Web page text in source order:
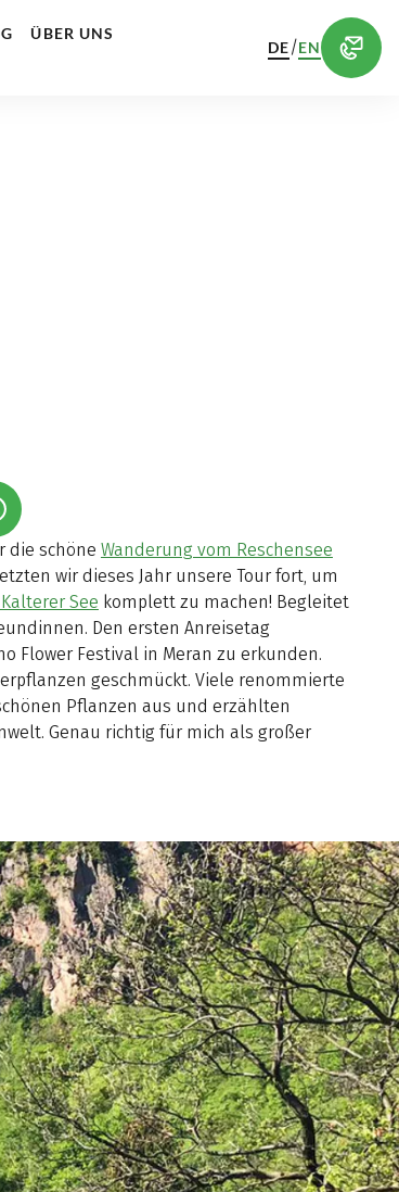
ÜBER UNS
DE/EN
TAB)
NEUEM TAB)
ÖFFNET IN NEUEM TAB)
die schöne Wanderung vom Reschensee
wir dieses Jahr unsere Tour fort, um
See komplett zu machen! Begleitet
Den ersten Anreisetag
Flower Festival in Meran zu erkunden.
geschmückt. Viele renommierte
Pflanzen aus und erzählten
Genau richtig für mich als großer